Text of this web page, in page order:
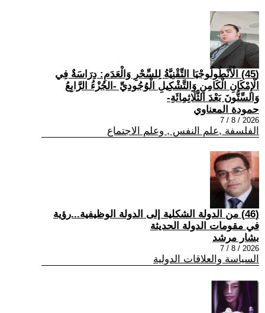
(45) الْأَنْطُولُوجْيَا التِّقْنِيَّةُ لِلسِّحْرِ وَالْعَدَمِ: دِرَاسَةٌ فِي
الْإِمْكَانِ الْكَامِنِ وَالتَّشْكِيلِ الْوُجُودِيِّ -الجُزْءُ الرَّابِعُ
وَالسِّتُّونَ بَعْدَ الثَّلَاثِمِائَةِ-
حمودة المعناوي
2026 / 8 / 7
الفلسفة ,علم النفس , وعلم الاجتماع
(46) من الدولة الشكلية إلى الدولة الوظيفية...رؤية
في مقومات الدولة الحديثة
بشار مرشد
2026 / 8 / 7
السياسة والعلاقات الدولية